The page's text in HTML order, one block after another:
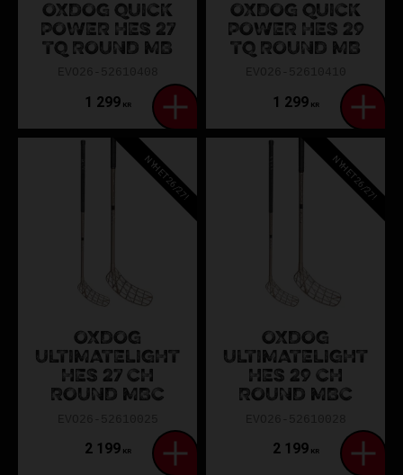
OXDOG QUICK
POWER HES 27
TQ ROUND MB
1 299KR
OXDOG QUICK
POWER HES 29
TQ ROUND MB
1 299KR
OXDOG
ULTIMATELIGHT
HES 27 CH
ROUND MBC
2 199KR
NYHET 26/27!
OXDOG
ULTIMATELIGHT
HES 29 CH
ROUND MBC
2 199KR
NYHET 26/27!